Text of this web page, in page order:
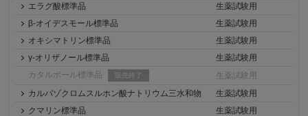
エラグ酸標準品
生薬試験用
β-オイデスモール標準品
生薬試験用
オキシマトリン標準品
生薬試験用
γ-オリザノール標準品
生薬試験用
カタルポール標準品
販売終了
生薬試験用
カルバゾクロムスルホン酸ナトリウム三水和物
生薬試験用
クマリン標準品
生薬試験用